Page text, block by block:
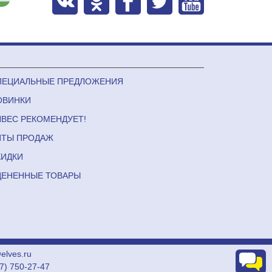
ПРЕДЛОЖЕНИЯ
РЕКОМЕНДУЕТ!
ПРОДАЖ
ТОВАРЫ
750-27-47